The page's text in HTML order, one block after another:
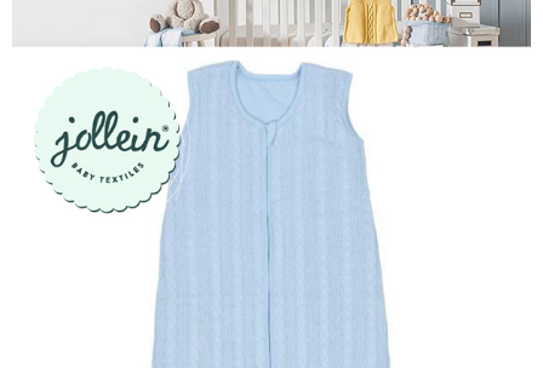
３．未成年的使用者請事先徵得法定代理人或監護人之同意方可使用
「AFTEE先享後付」，若未經同意申辦者引起之損失，本公司不負相關責
４．使用「AFTEE先享後付」時，將依據個別帳號之用戶狀況，依本公司即
時審查核予不同之上限額度；若仍有額度不足之情形，本公司將視審查結果
請求用戶進行身份認證。
５．嚴禁一人註冊多個帳號或使用他人資訊註冊。若發現惡意使用之情形，
恩沛科技股份有限公司將有權停止該用戶之使用額度並採取法律行動。